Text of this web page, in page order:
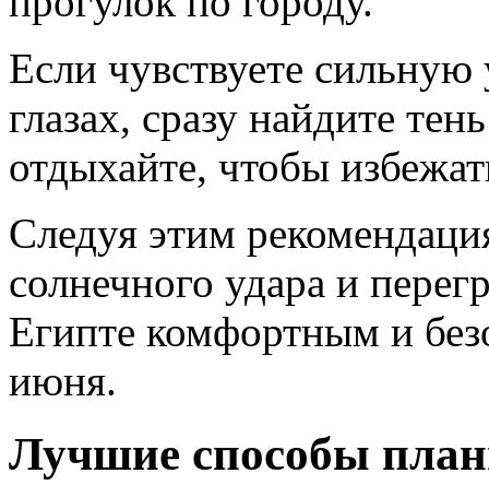
Если чувствуете
глазах, сразу найдите
отдыхайте, чтобы
Следуя этим
солнечного удара и
Египте комфортным и
июня.
Лучшие способы